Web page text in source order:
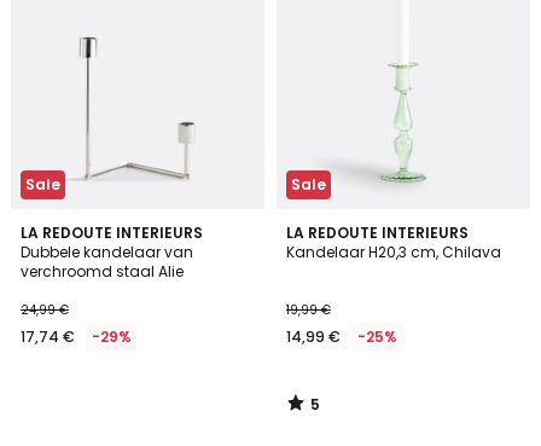
Sale
LA REDOUTE INTERIEURS
Dubbele kandelaar van
verchroomd staal Alie
24,99 €
17,74 € -29%
Sale
LA REDOUTE INTERIEURS
Kandelaar H20,3 cm, Chilava
19,99 €
14,99 € -25%
5
/
5
/